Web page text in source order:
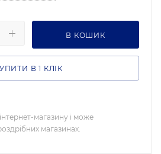
В КОШИК
В 1 КЛІК
магазину і може
магазинах.